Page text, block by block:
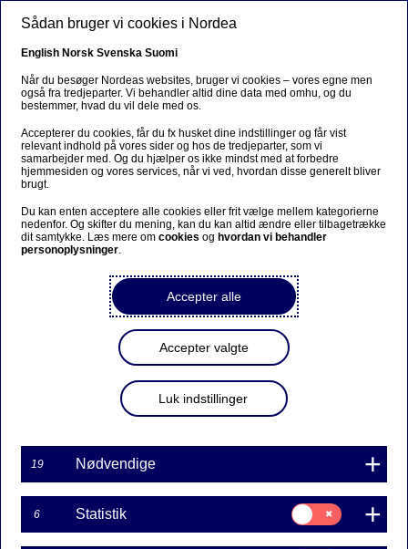
Gå til hovedindhold
Beklager...
Denne siden findes ikke på norsk
Bli værende på denne siden
side på norsk
Privatøkonomi
Arvestridigheder er mere
almindelige, end du tror
03-02-2021
Næsten fire ud af ti danskere har familie eller
venner, der har oplevet arvestridigheder. Det
Sådan bruger vi cookies i Nordea
English Norsk Svenska Suomi
Når du besøger Nordeas websites, bruger vi cookies – vores egne men
også fra tredjeparter. Vi behandler altid dine data med omhu, og du
bestemmer, hvad du vil dele med os.
Accepterer du cookies, får du fx husket dine indstillinger og får vist
relevant indhold på vores sider og hos de tredjeparter, som vi
samarbejder med. Og du hjælper os ikke mindst med at forbedre
hjemmesiden og vores services, når vi ved, hvordan disse generelt bliver
brugt.
Du kan enten acceptere alle cookies eller frit vælge mellem kategorierne
nedenfor. Og skifter du mening, kan du kan altid ændre eller tilbagetrække
dit samtykke. Læs mere omcookies og hvordan vi behandler
personoplysninger.
Accepter alle
Accepter valgte
Luk indstillinger
19 Nødvendige
6 Statistik
Samtykke
til:
Statistik